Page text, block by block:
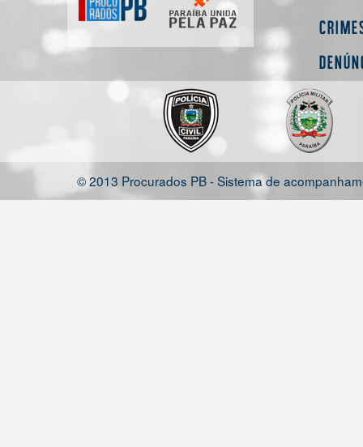
© 2013 Procurados PB - Sistema de